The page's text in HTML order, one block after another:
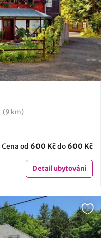
(9 km)
Cena od 600 Kčdo 600 Kč
Detailubytování